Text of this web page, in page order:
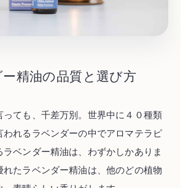
精油の品質と選び方
っても、千差万別。世界中に４０種類
われるラベンダーの中でアロマテラピ
ラベンダー精油は、わずかしかありま
れたラベンダー精油は、他のどの植物